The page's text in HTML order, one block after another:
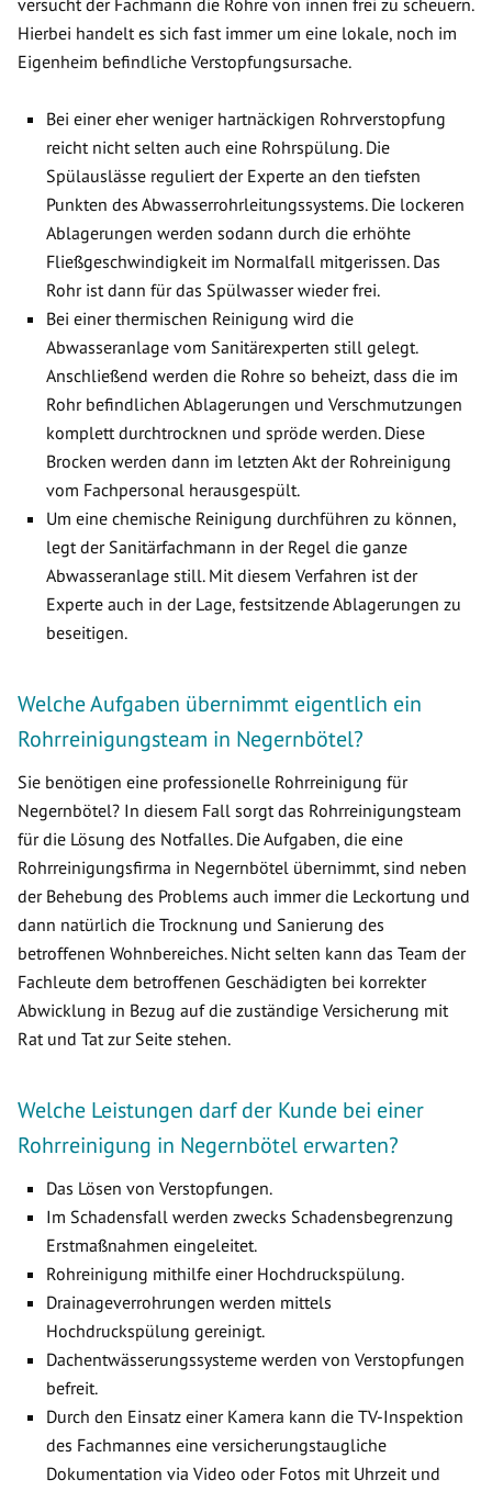
versucht der Fachmann die Rohre von innen frei zu scheuern.
Hierbei handelt es sich fast immer um eine lokale, noch im
Eigenheim befindliche Verstopfungsursache.
Bei einer eher weniger hartnäckigen Rohrverstopfung
reicht nicht selten auch eine Rohrspülung. Die
Spülauslässe reguliert der Experte an den tiefsten
Punkten des Abwasserrohrleitungssystems. Die lockeren
Ablagerungen werden sodann durch die erhöhte
Fließgeschwindigkeit im Normalfall mitgerissen. Das
Rohr ist dann für das Spülwasser wieder frei.
Bei einer thermischen Reinigung wird die
Abwasseranlage vom Sanitärexperten still gelegt.
Anschließend werden die Rohre so beheizt, dass die im
Rohr befindlichen Ablagerungen und Verschmutzungen
komplett durchtrocknen und spröde werden. Diese
Brocken werden dann im letzten Akt der Rohreinigung
vom Fachpersonal herausgespült.
Um eine chemische Reinigung durchführen zu können,
legt der Sanitärfachmann in der Regel die ganze
Abwasseranlage still. Mit diesem Verfahren ist der
Experte auch in der Lage, festsitzende Ablagerungen zu
beseitigen.
Welche Aufgaben übernimmt eigentlich ein
Rohrreinigungsteam in Negernbötel?
Sie benötigen eine professionelle Rohrreinigung für
Negernbötel? In diesem Fall sorgt das Rohrreinigungsteam
für die Lösung des Notfalles. Die Aufgaben, die eine
Rohrreinigungsfirma in Negernbötel übernimmt, sind neben
der Behebung des Problems auch immer die Leckortung und
dann natürlich die Trocknung und Sanierung des
betroffenen Wohnbereiches. Nicht selten kann das Team der
Fachleute dem betroffenen Geschädigten bei korrekter
Abwicklung in Bezug auf die zuständige Versicherung mit
Rat und Tat zur Seite stehen.
Welche Leistungen darf der Kunde bei einer
Rohrreinigung in Negernbötel erwarten?
Das Lösen von Verstopfungen.
Im Schadensfall werden zwecks Schadensbegrenzung
Erstmaßnahmen eingeleitet.
Rohreinigung mithilfe einer Hochdruckspülung.
Drainageverrohrungen werden mittels
Hochdruckspülung gereinigt.
Dachentwässerungssysteme werden von Verstopfungen
befreit.
Durch den Einsatz einer Kamera kann die TV-Inspektion
des Fachmannes eine versicherungstaugliche
Dokumentation via Video oder Fotos mit Uhrzeit und